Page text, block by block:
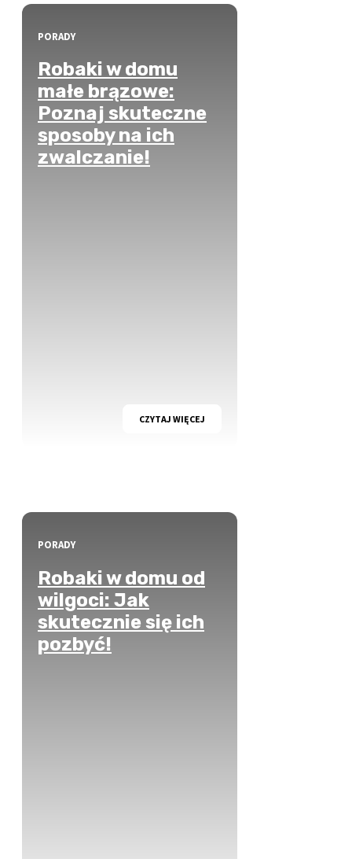
PORADY
Robaki w domu
małe brązowe:
Poznaj skuteczne
sposoby na ich
zwalczanie!
CZYTAJ WIĘCEJ
PORADY
Robaki w domu od
wilgoci: Jak
skutecznie się ich
pozbyć!